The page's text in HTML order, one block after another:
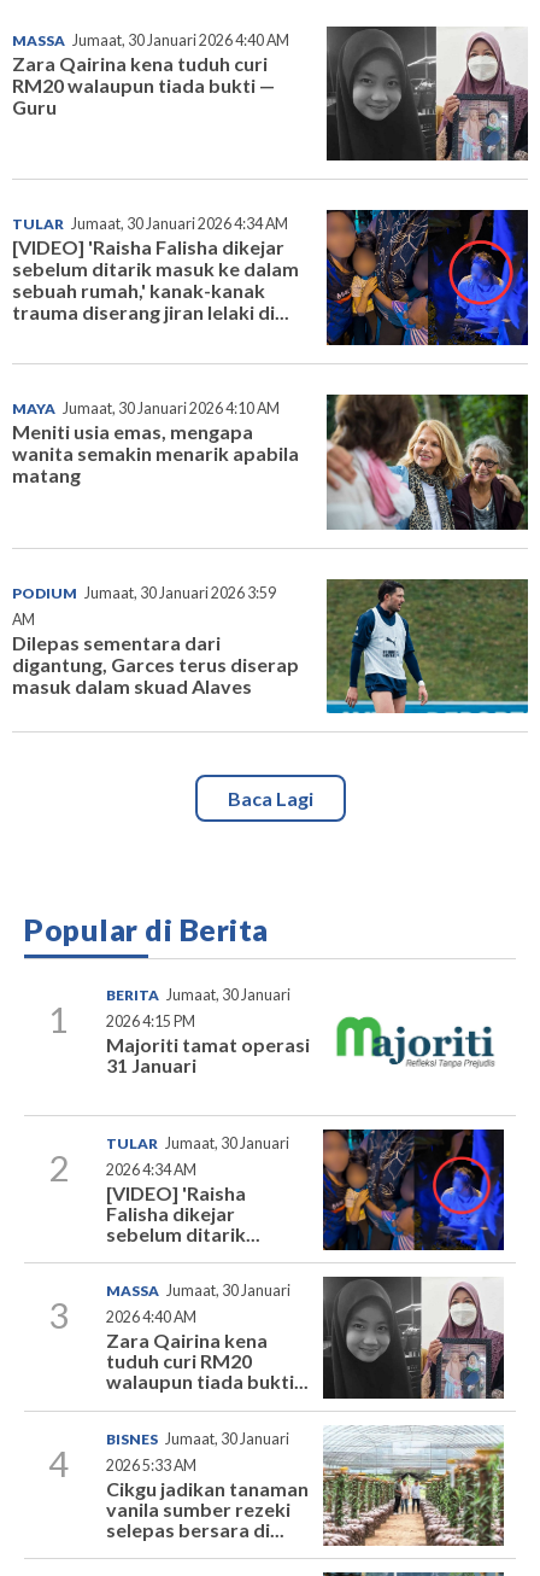
MASSA Jumaat, 30 Januari 2026 4:40 AM
Zara Qairina kena tuduh curi
RM20 walaupun tiada bukti —
Guru
TULAR Jumaat, 30 Januari 2026 4:34 AM
[VIDEO] 'Raisha Falisha dikejar
sebelum ditarik masuk ke dalam
sebuah rumah,' kanak-kanak
trauma diserang jiran lelaki di...
MAYA Jumaat, 30 Januari 2026 4:10 AM
Meniti usia emas, mengapa
wanita semakin menarik apabila
matang
PODIUM Jumaat, 30 Januari 2026 3:59
AM
Dilepas sementara dari
digantung, Garces terus diserap
masuk dalam skuad Alaves
Baca Lagi
Popular di Berita
1
BERITA Jumaat, 30 Januari
2026 4:15 PM
Majoriti tamat operasi
31 Januari
2
TULAR Jumaat, 30 Januari
2026 4:34 AM
[VIDEO] 'Raisha
Falisha dikejar
sebelum ditarik...
3
MASSA Jumaat, 30 Januari
2026 4:40 AM
Zara Qairina kena
tuduh curi RM20
walaupun tiada bukti...
4
BISNES Jumaat, 30 Januari
2026 5:33 AM
Cikgu jadikan tanaman
vanila sumber rezeki
selepas bersara di...